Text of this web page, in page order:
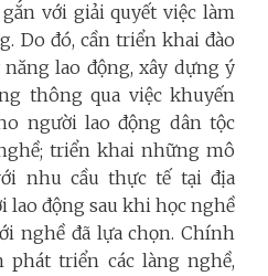
với giải quyết việc làm
Do đó, cần triển khai đào
lao động, xây dựng ý
thông qua việc khuyến
người lao động dân tộc
triển khai những mô
nhu cầu thực tế tại địa
lao động sau khi học nghề
nghề đã lựa chọn. Chính
phát triển các làng nghề,